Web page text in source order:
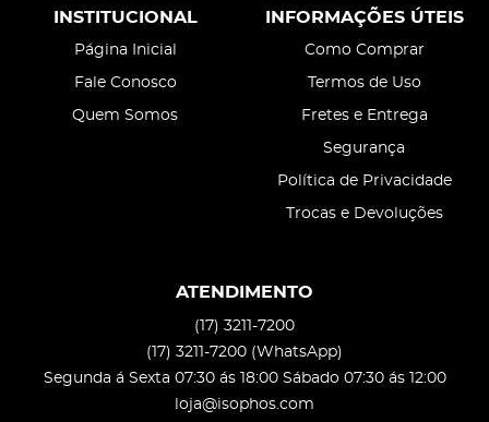
INSTITUCIONAL
Página Inicial
Fale Conosco
Quem Somos
INFORMAÇÕES ÚTEIS
Como Comprar
Termos de Uso
Fretes e Entrega
Segurança
Política de Privacidade
Trocas e Devoluções
ATENDIMENTO
(17) 3211-7200
(17) 3211-7200 (WhatsApp)
Segunda á Sexta 07:30 ás 18:00 Sábado 07:30 ás 12:00
loja@isophos.com